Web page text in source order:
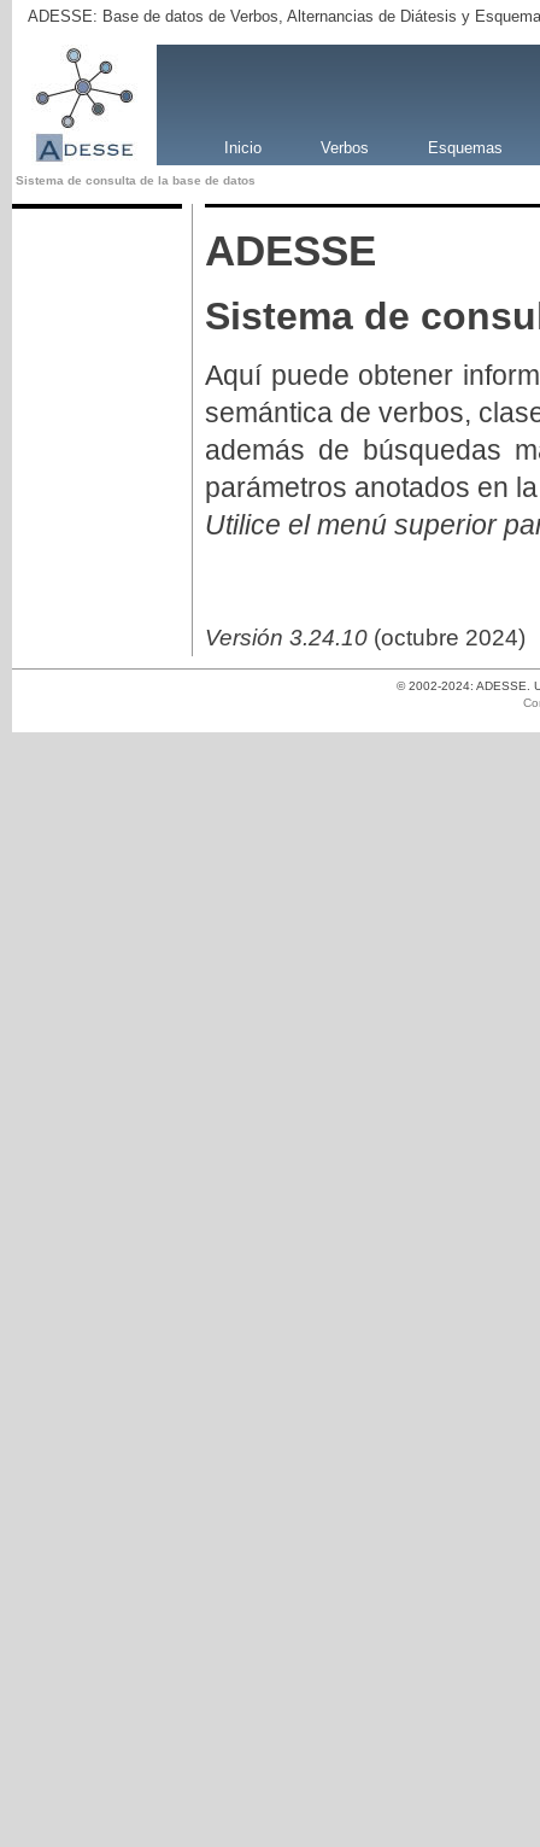
ADESSE: Base de datos de Verbos, Alternancias de Diátesis y
Inicio Verbos Esquemas
Sistema de consulta de la base de datos
ADESSE
Sistema de
Aquí puede obtener
semántica de verbos,
además de búsquedas
parámetros anotados en
Utilice el menú superior
Versión 3.24.10 (octubre 2024)
© 2002-2024: ADESSE.